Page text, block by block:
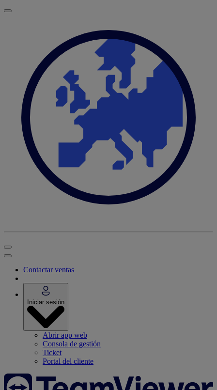
Contactar ventas
Iniciar sesión
Abrir app web
Consola de gestión
Ticket
Portal del cliente